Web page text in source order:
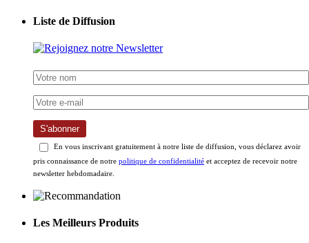
Liste de Diffusion
S'abonner
En vous inscrivant gratuitement à notre liste de diffusion, vous déclarez avoir
pris connaissance de notre politique de confidentialité et acceptez de recevoir notre
newsletter hebdomadaire.
Les Meilleurs Produits